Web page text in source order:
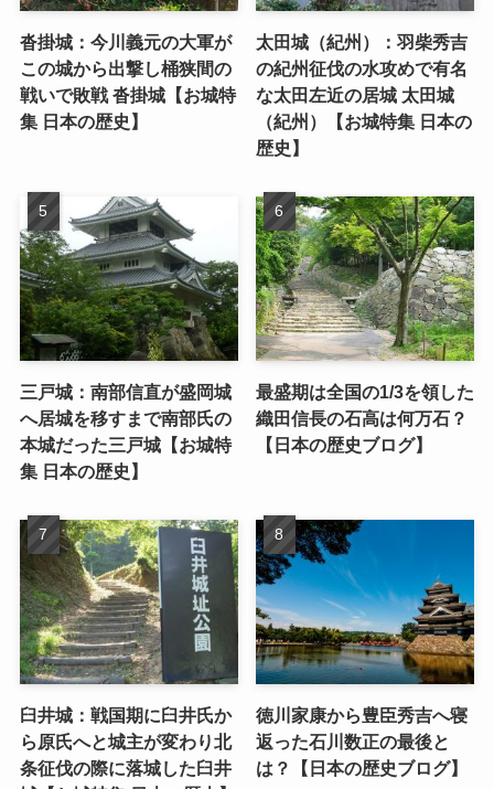
沓掛城：今川義元の大軍が
この城から出撃し桶狭間の
戦いで敗戦 沓掛城【お城特
集 日本の歴史】
太田城（紀州）：羽柴秀吉
の紀州征伐の水攻めで有名
な太田左近の居城 太田城
（紀州）【お城特集 日本の
歴史】
三戸城：南部信直が盛岡城
へ居城を移すまで南部氏の
本城だった三戸城【お城特
集 日本の歴史】
最盛期は全国の1/3を領した
織田信長の石高は何万石？
【日本の歴史ブログ】
臼井城：戦国期に臼井氏か
ら原氏へと城主が変わり北
条征伐の際に落城した臼井
徳川家康から豊臣秀吉へ寝
返った石川数正の最後と
は？【日本の歴史ブログ】